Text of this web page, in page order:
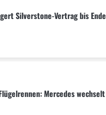
Silverstone-Vertrag bis Ende
Mercedes wechselt